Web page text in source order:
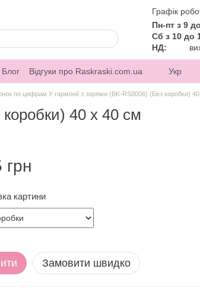
Графік
Пн-пт з 9
Сб з 10 до
НД:
Блог Відгуки про Raskraski.com.ua Укр
по цифрам У гармонії з зорями (BK-RS0006) (Без коробки)
40 х 40 см
грн
картини
Замовити швидко